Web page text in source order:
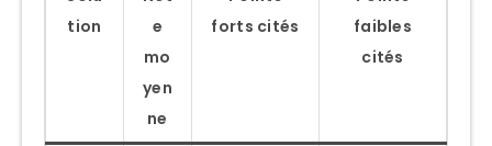
tion
e
mo
yen
ne
forts cités
faibles
cités